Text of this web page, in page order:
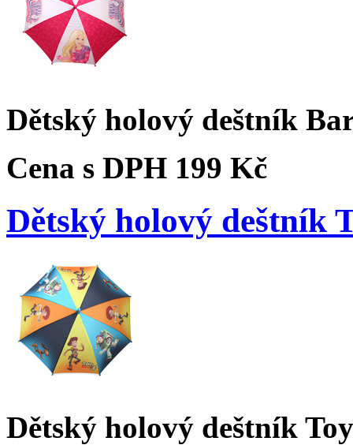
Dětský holový deštník
Cena s DPH 199 Kč
Dětský holový deštník
Dětský holový deštník Toy